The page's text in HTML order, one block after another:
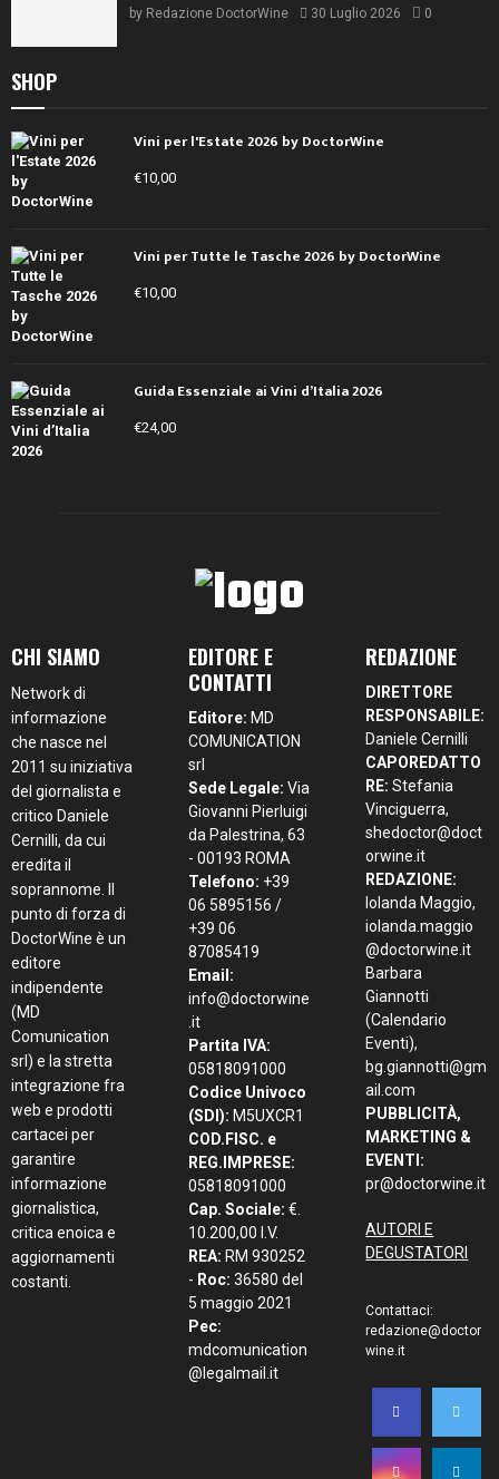
by Redazione DoctorWine 30 Luglio 2026 0
SHOP
Vini per l'Estate 2026 by DoctorWine
€10,00
Vini per Tutte le Tasche 2026 by DoctorWine
€10,00
Guida Essenziale ai Vini d’Italia 2026
€24,00
CHI SIAMO
Network di
informazione
che nasce nel
2011 su iniziativa
del giornalista e
critico Daniele
Cernilli, da cui
eredita il
soprannome. Il
punto di forza di
DoctorWine è un
editore
indipendente
(MD
Comunication
srl) e la stretta
integrazione fra
web e prodotti
cartacei per
garantire
informazione
giornalistica,
critica enoica e
aggiornamenti
costanti.
EDITORE E
CONTATTI
Editore: MD
COMUNICATION
srl
Sede Legale: Via
Giovanni Pierluigi
da Palestrina, 63
- 00193 ROMA
Telefono: +39
06 5895156 /
+39 06
87085419
Email:
info@doctorwine
.it
Partita IVA:
05818091000
Codice Univoco
(SDI): M5UXCR1
COD.FISC. e
REG.IMPRESE:
05818091000
Cap. Sociale: €.
10.200,00 I.V.
REA: RM 930252
- Roc: 36580 del
5 maggio 2021
Pec:
mdcomunication
@legalmail.it
REDAZIONE
DIRETTORE
RESPONSABILE:
Daniele Cernilli
CAPOREDATTO
RE: Stefania
Vinciguerra,
shedoctor@doct
orwine.it
REDAZIONE:
Iolanda Maggio,
iolanda.maggio
@doctorwine.it
Barbara
Giannotti
(Calendario
Eventi),
bg.giannotti@gm
ail.com
PUBBLICITÀ,
MARKETING &
EVENTI:
pr@doctorwine.it
AUTORI E
DEGUSTATORI
Contattaci:
redazione@doctor
wine.it